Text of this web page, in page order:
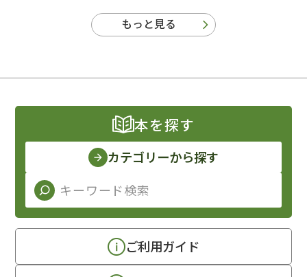
もっと見る
本を探す
カテゴリーから探す
ご利用ガイド